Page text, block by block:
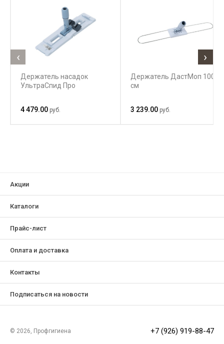
Держатель насадок
УльтраСпид Про
4 479.00 руб.
Держатель ДастМоп 100
см
3 239.00 руб.
‹ ›
Акции
Каталоги
Прайс-лист
Оплата и доставка
Контакты
Подписаться на новости
© 2026, Профгигиена +7 (926) 919-88-47